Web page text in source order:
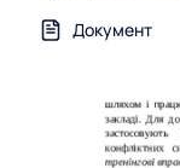
Документ